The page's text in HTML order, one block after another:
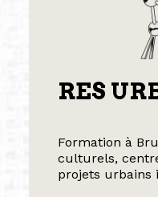
RES
Formation à
culturels,
projets urbains